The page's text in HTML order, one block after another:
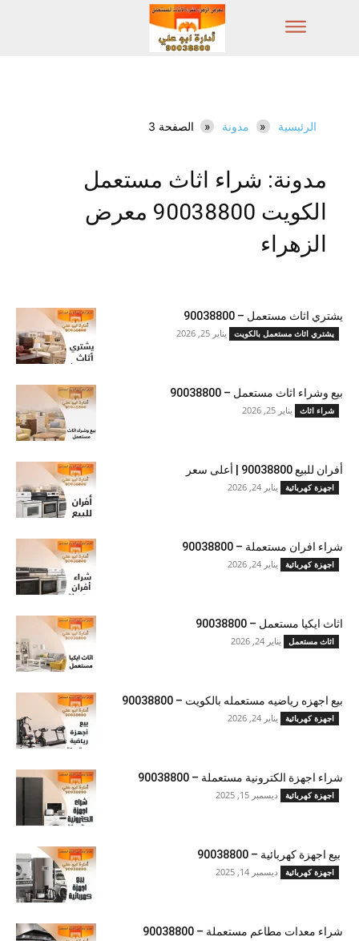
الرئيسية مدونة الصفحة 3
مدونة: شراء اثاث مستعمل
الكويت 90038800 معرض
الزهراء
يشتري اثاث مستعمل – 90038800
يشتري اثاث مستعمل بالكويت يناير 25, 2026
بيع وشراء اثاث مستعمل – 90038800
شراء اثاث يناير 25, 2026
أفران للبيع 90038800 | أعلى سعر
اجهزة كهربائية يناير 24, 2026
شراء افران مستعملة – 90038800
اجهزة كهربائية يناير 24, 2026
اثاث ايكيا مستعمل – 90038800
اثاث مستعمل يناير 24, 2026
بيع اجهزه رياضيه مستعمله بالكويت – 90038800
اجهزة كهربائية يناير 24, 2026
شراء اجهزة الكترونية مستعملة – 90038800
اجهزة كهربائية ديسمبر 15, 2025
بيع اجهزة كهربائية – 90038800
اجهزة كهربائية ديسمبر 14, 2025
شراء معدات مطاعم مستعملة – 90038800